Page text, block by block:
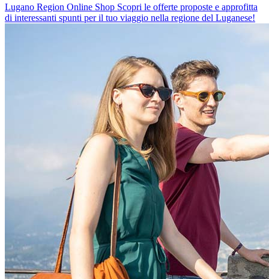
Lugano Region Online Shop Scopri le offerte proposte e approfitta
di interessanti spunti per il tuo viaggio nella regione del Luganese!